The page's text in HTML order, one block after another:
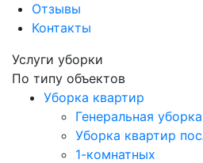
Отзывы
Контакты
Услуги уборки
По типу объектов
Уборка квартир
Генеральная
Уборка квартир
1-комнатных